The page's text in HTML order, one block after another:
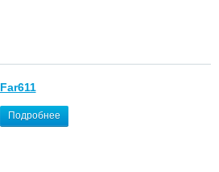
Far611
Подробнее